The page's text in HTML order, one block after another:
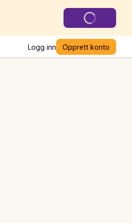
Logg inn Opprett konto